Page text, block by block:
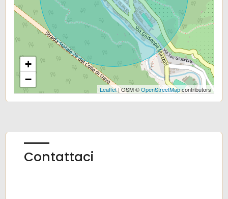
Uffici comunali
+
−
Leaflet| OSM ©OpenStreetMapcontributors
Contattaci